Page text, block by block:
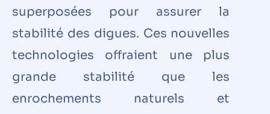
superposées pour assurer la
stabilité des digues. Ces nouvelles
technologies offraient une plus
grande stabilité que les
enrochements naturels et